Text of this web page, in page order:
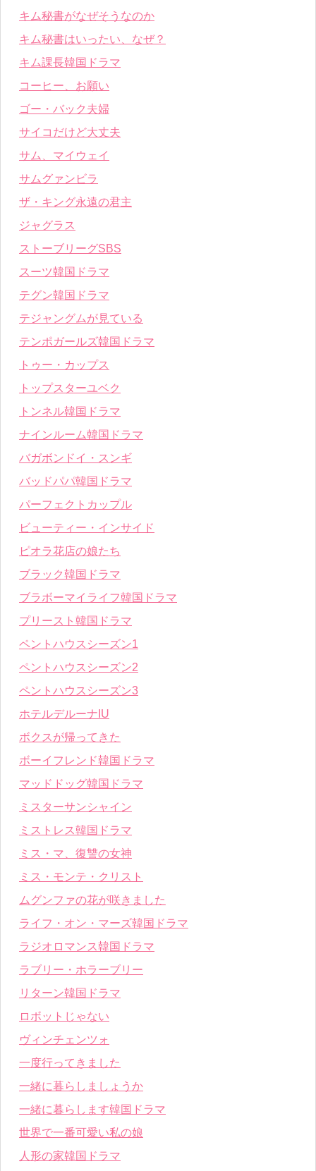
キム秘書がなぜそうなのか
キム秘書はいったい、なぜ？
キム課長韓国ドラマ
コーヒー、お願い
ゴー・バック夫婦
サイコだけど大丈夫
サム、マイウェイ
サムグァンビラ
ザ・キング永遠の君主
ジャグラス
ストーブリーグSBS
スーツ韓国ドラマ
テグン韓国ドラマ
テジャングムが見ている
テンポガールズ韓国ドラマ
トゥー・カップス
トップスターユベク
トンネル韓国ドラマ
ナインルーム韓国ドラマ
バガボンドイ・スンギ
バッドパパ韓国ドラマ
パーフェクトカップル
ビューティー・インサイド
ピオラ花店の娘たち
ブラック韓国ドラマ
ブラボーマイライフ韓国ドラマ
プリースト韓国ドラマ
ペントハウスシーズン1
ペントハウスシーズン2
ペントハウスシーズン3
ホテルデルーナIU
ボクスが帰ってきた
ボーイフレンド韓国ドラマ
マッドドッグ韓国ドラマ
ミスターサンシャイン
ミストレス韓国ドラマ
ミス・マ、復讐の女神
ミス・モンテ・クリスト
ムグンファの花が咲きました
ライフ・オン・マーズ韓国ドラマ
ラジオロマンス韓国ドラマ
ラブリー・ホラーブリー
リターン韓国ドラマ
ロボットじゃない
ヴィンチェンツォ
一度行ってきました
一緒に暮らしましょうか
一緒に暮らします韓国ドラマ
世界で一番可愛い私の娘
人形の家韓国ドラマ